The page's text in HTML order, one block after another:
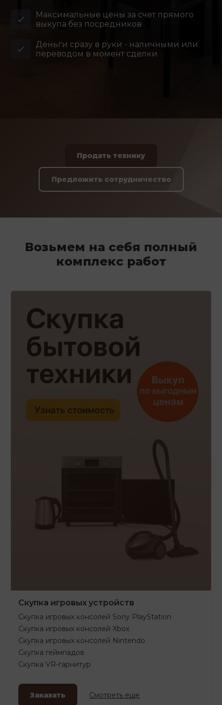
Максимальные цены за счет прямого
выкупа без посредников
Деньги сразу в руки - наличными или
переводом в момент сделки
Продать технику
Предложить сотрудничество
Возьмем на себя полный
комплекс работ
Скупка игровых устройств
Скупка игровых консолей Sony PlayStation
Скупка игровых консолей Xbox
Скупка игровых консолей Nintendo
Скупка геймпадов
Скупка VR-гарнитур
Заказать Смотреть еще